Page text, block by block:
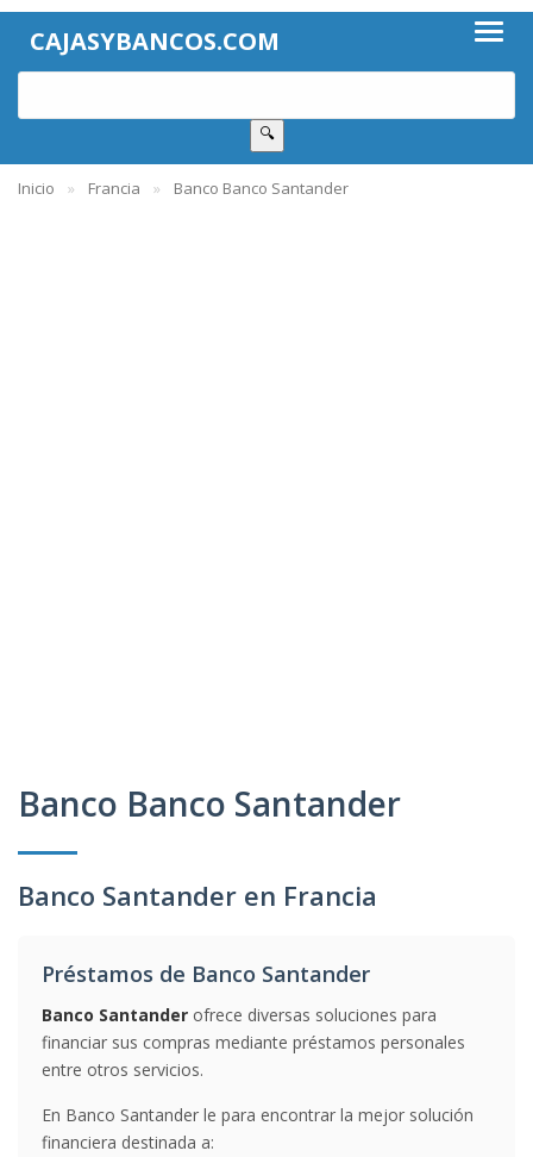
CAJASYBANCOS.COM
🔍
Inicio Francia Banco Banco Santander
Banco Banco Santander
Banco Santander en Francia
Préstamos de Banco Santander
Banco Santander ofrece diversas soluciones para
financiar sus compras mediante préstamos personales
entre otros servicios.
En Banco Santander le para encontrar la mejor solución
financiera destinada a: